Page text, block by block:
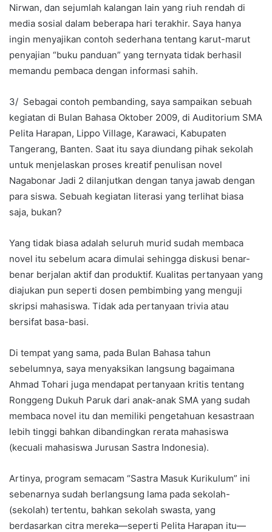
Nirwan, dan sejumlah kalangan lain yang riuh rendah di
media sosial dalam beberapa hari terakhir. Saya hanya
ingin menyajikan contoh sederhana tentang karut-marut
penyajian “buku panduan” yang ternyata tidak berhasil
memandu pembaca dengan informasi sahih.
3/ Sebagai contoh pembanding, saya sampaikan sebuah
kegiatan di Bulan Bahasa Oktober 2009, di Auditorium SMA
Pelita Harapan, Lippo Village, Karawaci, Kabupaten
Tangerang, Banten. Saat itu saya diundang pihak sekolah
untuk menjelaskan proses kreatif penulisan novel
Nagabonar Jadi 2 dilanjutkan dengan tanya jawab dengan
para siswa. Sebuah kegiatan literasi yang terlihat biasa
saja, bukan?
Yang tidak biasa adalah seluruh murid sudah membaca
novel itu sebelum acara dimulai sehingga diskusi benar-
benar berjalan aktif dan produktif. Kualitas pertanyaan yang
diajukan pun seperti dosen pembimbing yang menguji
skripsi mahasiswa. Tidak ada pertanyaan trivia atau
bersifat basa-basi.
Di tempat yang sama, pada Bulan Bahasa tahun
sebelumnya, saya menyaksikan langsung bagaimana
Ahmad Tohari juga mendapat pertanyaan kritis tentang
Ronggeng Dukuh Paruk dari anak-anak SMA yang sudah
membaca novel itu dan memiliki pengetahuan kesastraan
lebih tinggi bahkan dibandingkan rerata mahasiswa
(kecuali mahasiswa Jurusan Sastra Indonesia).
Artinya, program semacam “Sastra Masuk Kurikulum” ini
sebenarnya sudah berlangsung lama pada sekolah-
(sekolah) tertentu, bahkan sekolah swasta, yang
berdasarkan citra mereka—seperti Pelita Harapan itu—